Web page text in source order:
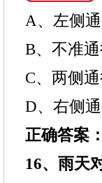
A、左侧
B、不准
C、两侧
D、右侧
正确答案
16、雨天